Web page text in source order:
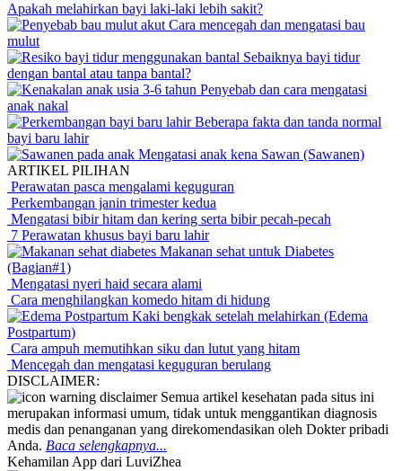
Apakah melahirkan bayi laki-laki lebih sakit?
Cara mencegah dan mengatasi bau
mulut
Sebaiknya bayi tidur
dengan bantal atau tanpa bantal?
Penyebab dan cara mengatasi
anak nakal
Beberapa fakta dan tanda normal
bayi baru lahir
Mengatasi anak kena Sawan (Sawanen)
ARTIKEL PILIHAN
Perawatan pasca mengalami keguguran
Perkembangan janin trimester kedua
Mengatasi bibir hitam dan kering serta bibir pecah-pecah
7 Perawatan khusus bayi baru lahir
Makanan sehat untuk Diabetes
(Bagian#1)
Mengatasi nyeri haid secara alami
Cara menghilangkan komedo hitam di hidung
Kaki bengkak setelah melahirkan (Edema
Postpartum)
Cara ampuh memutihkan siku dan lutut yang hitam
Mencegah dan mengatasi keguguran berulang
DISCLAIMER:
Semua artikel kesehatan pada situs ini
merupakan informasi umum, tidak untuk menggantikan diagnosis
medis dan penanganan yang direkomendasikan oleh Dokter pribadi
Anda. Baca selengkapnya...
Kehamilan App dari LuviZhea